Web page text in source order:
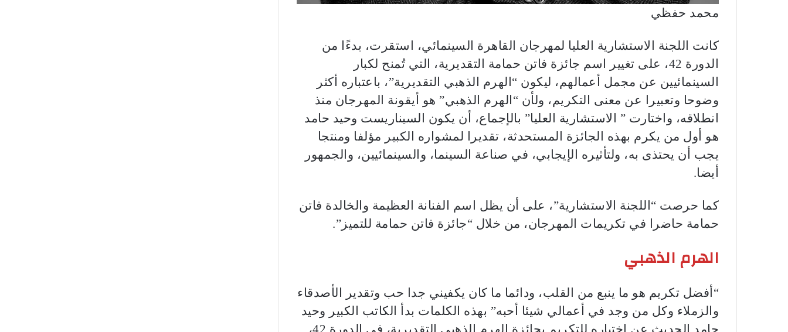
محمد حفظي
كانت اللجنة الاستشارية العليا لمهرجان القاهرة السينمائي، استقرت، بدءًا من
الدورة 42، على تغيير اسم جائزة فاتن حمامة التقديرية، التي تُمنح لكبار
السينمائيين عن مجمل أعمالهم، ليكون “الهرم الذهبي التقديرية”، باعتباره أكثر
وضوحا وتعبيرا عن معنى التكريم، ولأن “الهرم الذهبي” هو أيقونة المهرجان منذ
انطلاقه، واختارت ” الاستشارية العليا” بالإجماع، أن يكون السيناريست وحيد حامد
هو أول من يكرم بهذه الجائزة المستحدثة، تقديرا لمشواره الكبير مؤلفا ومنتجا
يجب أن يحتذى به، ولتأثيره الإيجابي، في صناعة السينما، والسينمائيين، والجمهور
أيضا.
كما حرصت “اللجنة الاستشارية”، على أن يظل اسم الفنانة العظيمة والخالدة فاتن
حمامة حاضرا في تكريمات المهرجان، من خلال “جائزة فاتن حمامة للتميز”.
الهرم الذهبي
“أفضل تكريم هو ما ينبع من القلب، ودائما ما كان يكفيني جدا حب وتقدير الأصدقاء
والزملاء وكل من وجد في أعمالي شيئا أحبه” بهذه الكلمات بدأ الكاتب الكبير وحيد
حامد الحديث عن اختياره للتكريم بجائزة الهرم الذهبي التقديرية، في الدورة 42،